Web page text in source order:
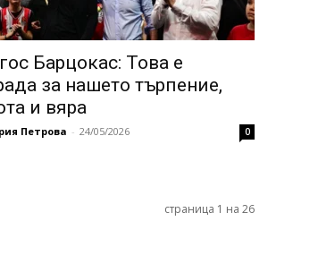
Барцокас: Това е
за нашето търпение,
и вяра
Петрова - 24/05/2026 0
страница 1 на 26